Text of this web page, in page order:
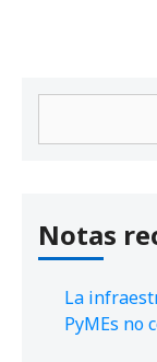
Notas
La
PyMEs no